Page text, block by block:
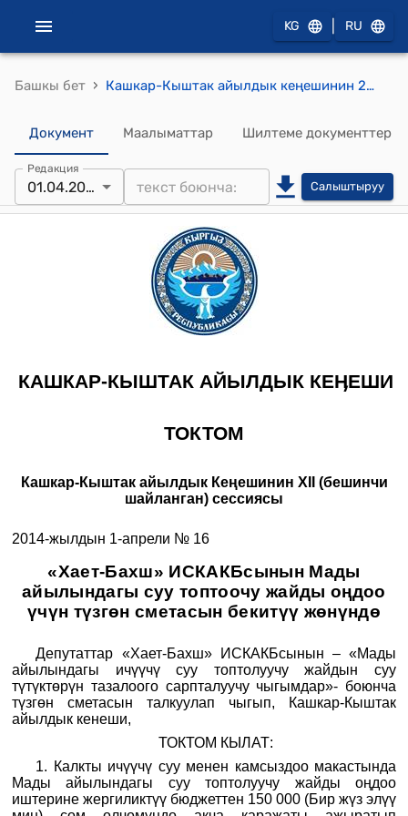
KG RU
Башкы бет › Кашкар-Кыштак айылдык кеңешинин 2014-жылдын 1-апрелиндеги № 16 "«Хает-Бахш» ИСКАКБсынын Мады айылындагы суу топтоочу жайды оңдоо үчүн түзгөн сметасын бекитүү жөнүндө" токтому
Документ Маалыматтар Шилтеме документтер
Редакция
01.04.2014 Салыштыруу